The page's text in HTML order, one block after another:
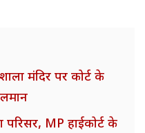
मंदिर पर कोर्ट के
MP हाईकोर्ट के